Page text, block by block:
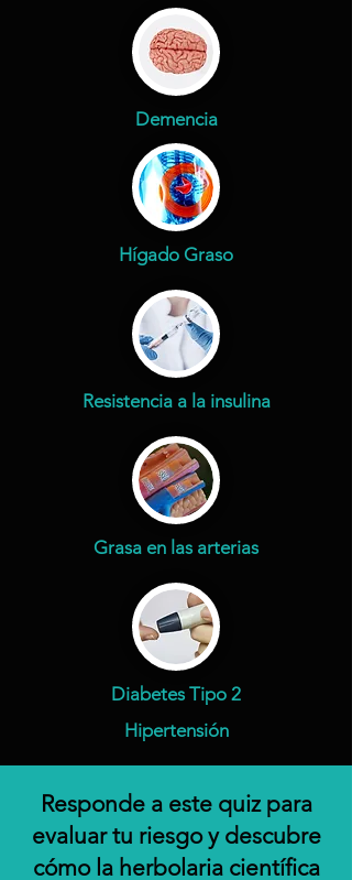
Demencia
Hígado Graso
Resistencia a la insulina
Grasa en las arterias
Diabetes Tipo 2
Hipertensión
​Responde a este quiz para
evaluar tu riesgo y descubre
cómo la herbolaria científica